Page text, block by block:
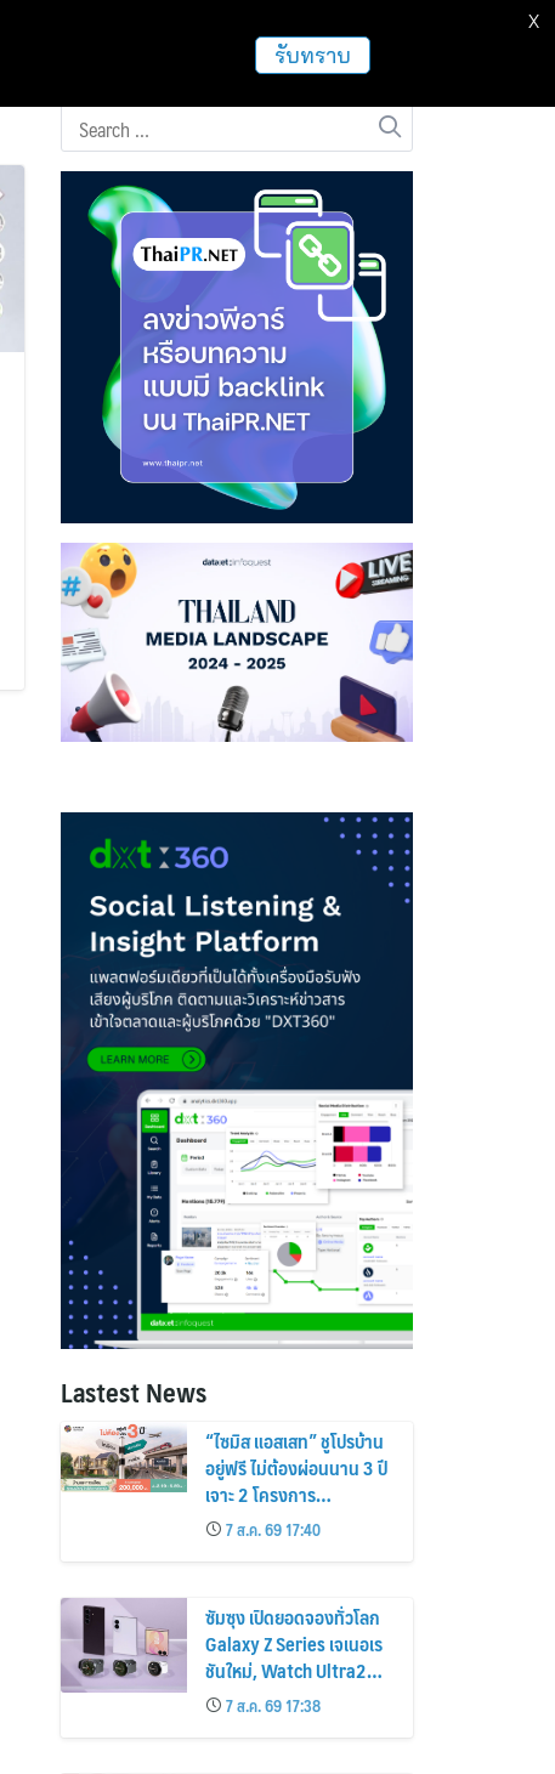
ฝากข่าวประชาสัมพันธ์
Lastest News
“ไซมิส แอสเสท” ชูโปรบ้าน
อยู่ฟรี ไม่ต้องผ่อนนาน 3 ปี
เจาะ 2 โครงการ
“Siamese Holm–
Siamese Blossom”
พร้อมส่วนลดและสิทธิพิเศษ
ถึง 31 สิงหาคม 2569
7 ส.ค. 69 17:40
ซัมซุง เปิดยอดจองทั่วโลก
Galaxy Z Series เจเนอเร
ชันใหม่, Watch Ultra2
และ Watch9 สูงกว่ารุ่น
ก่อนหน้ากว่า 30%
7 ส.ค. 69 17:38
รับทราบ
X